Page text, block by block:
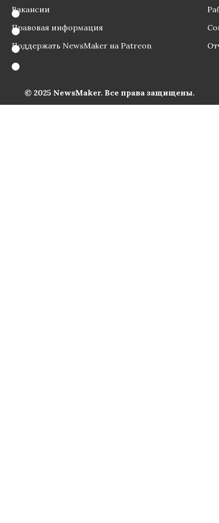
Вакансии
Правовая информация
Поддержать NewsMaker на Patreon
© 2025 NewsMaker. Все права защищены.